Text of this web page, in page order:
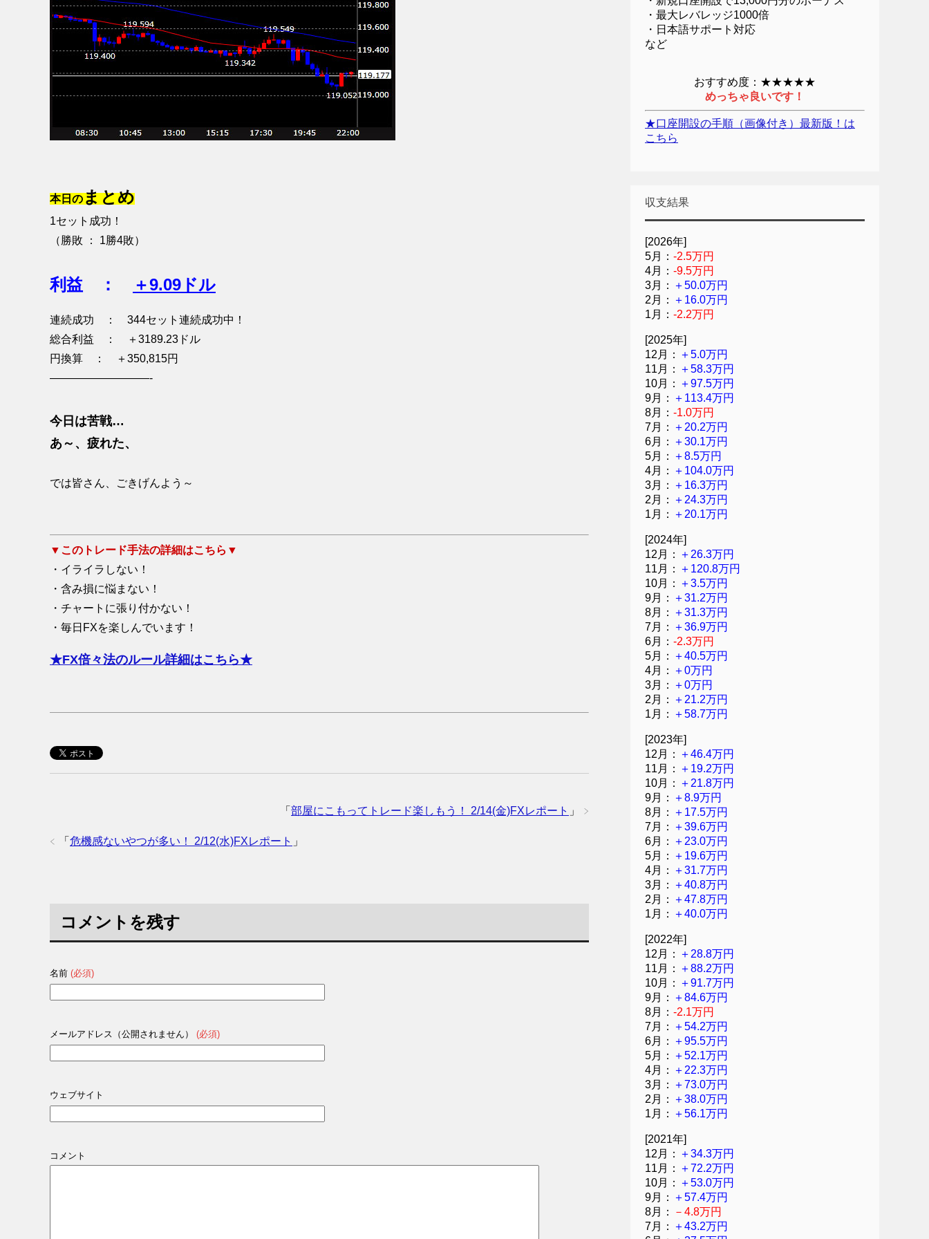
本日のまとめ
1セット成功！
（勝敗 ： 1勝4敗）
利益 ： ＋9.09ドル
連続成功 ： 344セット連続成功中！
総合利益 ： ＋3189.23ドル
円換算 ： ＋350,815円
—————————-
今日は苦戦…
あ～、疲れた、
では皆さん、ごきげんよう～
▼このトレード手法の詳細はこちら▼
・イライラしない！
・含み損に悩まない！
・チャートに張り付かない！
・毎日FXを楽しんでいます！
★FX倍々法のルール詳細はこちら★
「 部屋にこもってトレード楽しもう！ 2/14(金)FXレポート 」
「 危機感ないやつが多い！ 2/12(水)FXレポート 」
コメントを残す
名前 (必須)
メールアドレス（公開されません） (必須)
ウェブサイト
コメント
・最大レバレッジ1000倍
・日本語サポート対応
など
おすすめ度：★★★★★
めっちゃ良いです！
★口座開設の手順（画像付き）最新版！は
こちら
収支結果
[2026年]
5月： -2.5万円
4月： -9.5万円
3月： ＋50.0万円
2月： ＋16.0万円
1月： -2.2万円
[2025年]
12月： ＋5.0万円
11月： ＋58.3万円
10月： ＋97.5万円
9月： ＋113.4万円
8月： -1.0万円
7月： ＋20.2万円
6月： ＋30.1万円
5月： ＋8.5万円
4月： ＋104.0万円
3月： ＋16.3万円
2月： ＋24.3万円
1月： ＋20.1万円
[2024年]
12月： ＋26.3万円
11月： ＋120.8万円
10月： ＋3.5万円
9月： ＋31.2万円
8月： ＋31.3万円
7月： ＋36.9万円
6月： -2.3万円
5月： ＋40.5万円
4月： ＋0万円
3月： ＋0万円
2月： ＋21.2万円
1月： ＋58.7万円
[2023年]
12月： ＋46.4万円
11月： ＋19.2万円
10月： ＋21.8万円
9月： ＋8.9万円
8月： ＋17.5万円
7月： ＋39.6万円
6月： ＋23.0万円
5月： ＋19.6万円
4月： ＋31.7万円
3月： ＋40.8万円
2月： ＋47.8万円
1月： ＋40.0万円
[2022年]
12月： ＋28.8万円
11月： ＋88.2万円
10月： ＋91.7万円
9月： ＋84.6万円
8月： -2.1万円
7月： ＋54.2万円
6月： ＋95.5万円
5月： ＋52.1万円
4月： ＋22.3万円
3月： ＋73.0万円
2月： ＋38.0万円
1月： ＋56.1万円
[2021年]
12月： ＋34.3万円
11月： ＋72.2万円
10月： ＋53.0万円
9月： ＋57.4万円
8月：
－4.8万円
7月： ＋43.2万円